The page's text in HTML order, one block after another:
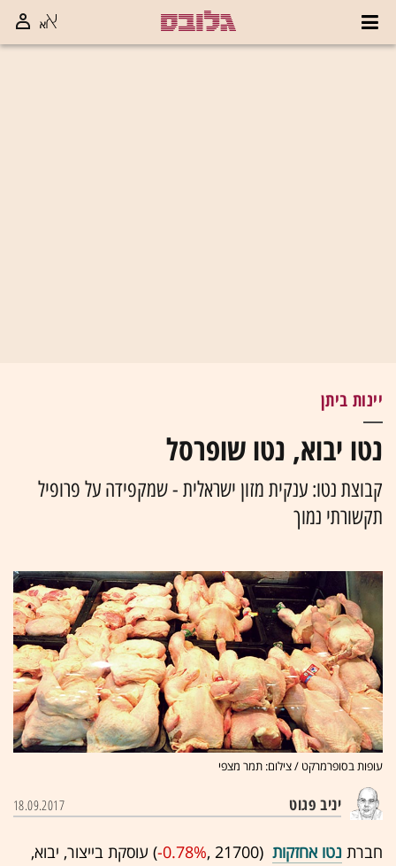
יינות ביתן
נטו יבוא, נטו שופרסל
קבוצת נטו: ענקית מזון ישראלית - שמקפידה על פרופיל
תקשורתי נמוך
עופות בסופרמרקט / צילום: תמר מצפי
יניב פגוט 18.09.2017
חברת נטו אחזקות (21700 ,‎
-0.78%‏) עוסקת בייצור, יבוא,